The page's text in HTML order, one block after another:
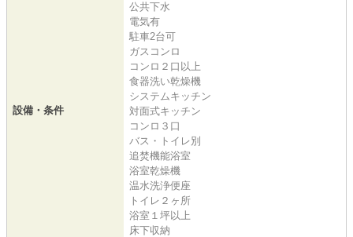
設備・条件
公共下水
電気有
駐車2台可
ガスコンロ
コンロ２口以上
食器洗い乾燥機
システムキッチン
対面式キッチン
コンロ３口
バス・トイレ別
追焚機能浴室
浴室乾燥機
温水洗浄便座
トイレ２ヶ所
浴室１坪以上
床下収納